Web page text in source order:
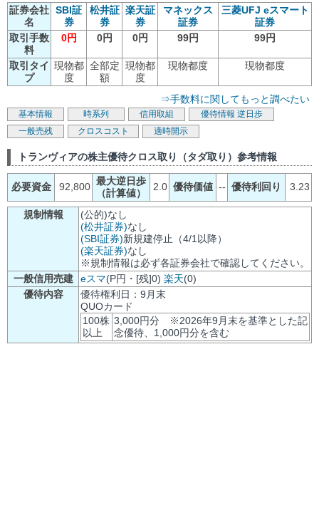
証券会社
名
SBI証
券
松井証
券
楽天証
券
マネックス
証券
三菱UFJ eスマート
証券
取引手数
料
0円 0円 0円 99円 99円
取引タイ
プ
現物都
度
全部定
額
現物都
度
現物都度 現物都度
⇒手数料に関してもっと調べたい
基本情報 時系列 信用取組 優待情報 逆日歩
一般売残
クロスコスト 適時開示
トランヴィアの株主優待クロス取り（タダ取り）参考情報
必要資金 92,800 最大逆日歩
（計算値）
2.0 優待価値 -- 優待利回り 3.23
規制情報
(公的)なし
(松井証券)なし
(SBI証券)新規建停止（4/1以降）
(楽天証券)なし
※規制情報は必ず各証券会社で確認してください。
一般信用売建
eスマ(P円・[残]0) 楽天(0)
優待内容
優待権利日：9月末
QUOカード
100株
以上
3,000円分 ※2026年9月末を基準とした記
念優待、1,000円分を含む